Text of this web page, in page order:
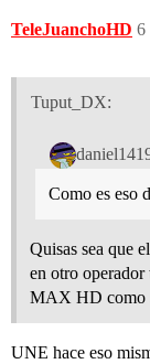
TeleJuanchoHD 6
Tuput_DX:
Como es eso
Quisas sea que
en otro
MAX HD como
UNE hace eso